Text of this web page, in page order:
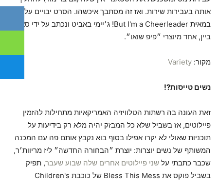
אותה בעבירות שירות. ואז זה מסתבך איכשהו. הסרט יבויים על ידי
במאית But I'm a Cheerleader! ג׳יימי באביט ונכתב על ידי סאם
ביין, אחד מיוצרי ״פיפ שואו״.
מקור: Variety
נשים טייסות?!
זאת העונה בה רשתות הטלוויזיה האמריקאיות מתחילות להזמין
פיילוטים, אז בשביל שלא כל המבזק יהיה מלא רק בידיעות על
תוכניות שאולי לא יקרו אפילו בסוף בוא נקבץ אותם פה עם המכנה
המשותף של נשים יוצרות: יוצרת ״הבחורה החדשה״ ליז מריוות׳ר,
שכבר כתבתי על שני פיילוטים אחרים שלה שבוע שעבר, תפיק
בשביל פוקס את Bless This Mess של כוכבת Children's